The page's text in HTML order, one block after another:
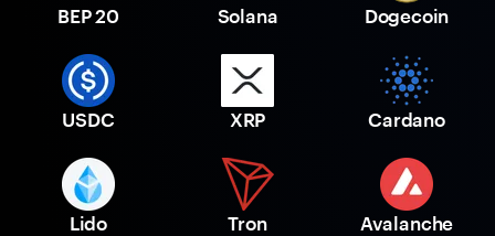
BEP 20 Solana Dogecoin
USDC XRP Cardano
Lido Tron Avalanche